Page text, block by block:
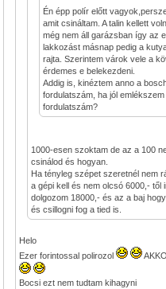
Én épp polír előtt
amit csináltam. A talin kellett
még nem áll garázsban így az
lakkozást másnap pedig a
rajta. Szerintem várok vele a
érdemes e belekezdeni.
Addig is, kinéztem anno a
fordulatszám, ha jól
fordulatszám?
1000-esen szoktam de az a 100
csinálod és hogyan.
Ha tényleg szépet szeretnél nem
a gépi kell és nem olcsó 6000,- től
dolgozom 18000,- és az a baj
és csillogni fog a tied is.
Helo
Ezer forintossal polirozol
Bocsi ezt nem tudtam kihagyni